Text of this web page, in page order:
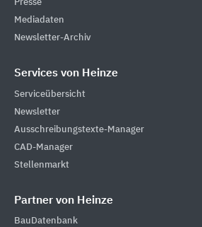
Presse
Mediadaten
Newsletter-Archiv
Services von Heinze
Serviceübersicht
Newsletter
Ausschreibungstexte-Manager
CAD-Manager
Stellenmarkt
Partner von Heinze
BauDatenbank